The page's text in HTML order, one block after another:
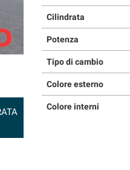
Cilindrata
Potenza
Tipo di cambio
Colore esterno
Colore interni